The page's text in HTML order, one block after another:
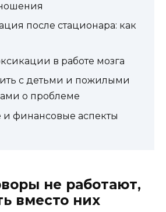
после стационара: как
в работе мозга
с детьми и пожилыми
о проблеме
финансовые аспекты
не работают,
вместо них